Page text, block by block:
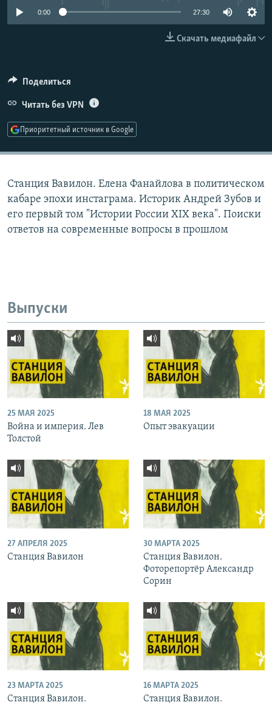
РАСПИСАНИЕ ВЕЩАНИЯ
0:00 27:30
Скачать медиафайл
Поделиться
Читать без VPN
Приоритетный источник в Google
Станция Вавилон. Елена Фанайлова в политическом
кабаре эпохи инстаграма. Историк Андрей Зубов и
его первый том "Истории России ХIХ века". Поиски
ответов на современные вопросы в прошлом
Выпуски
25 МАЯ 2025
Война и империя. Лев
Толстой
18 МАЯ 2025
Опыт эвакуации
27 АПРЕЛЯ 2025
Станция Вавилон
30 МАРТА 2025
Станция Вавилон.
Фоторепортёр Александр
Сорин
23 МАРТА 2025
Станция Вавилон.
16 МАРТА 2025
Станция Вавилон.